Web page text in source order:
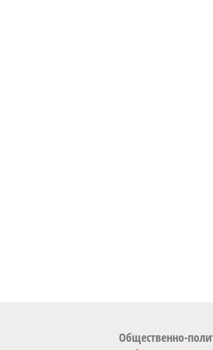
Общественно-